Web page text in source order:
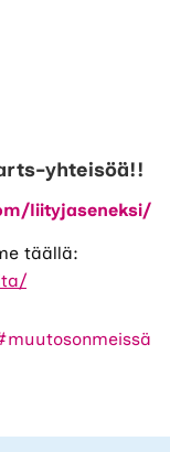
yhteisöä!!
liityjaseneksi/
täällä: